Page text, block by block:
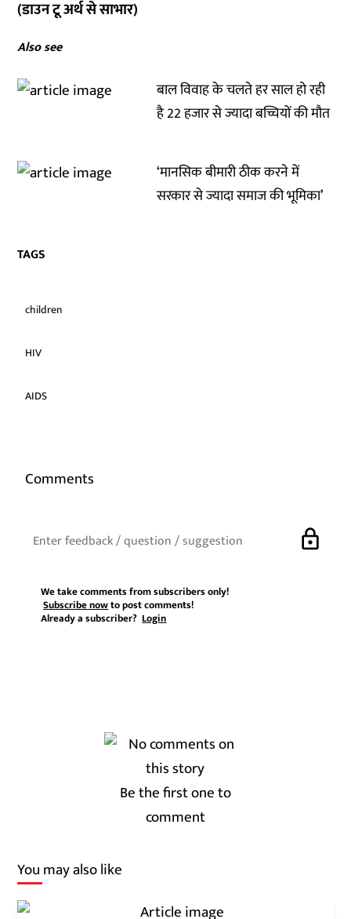
(डाउन टू अर्थ से साभार)
Also see
बाल विवाह के चलते हर साल हो रही
है 22 हजार से ज्यादा बच्चियों की मौत
‘मानसिक बीमारी ठीक करने में
सरकार से ज्यादा समाज की भूमिका’
TAGS
children
HIV
AIDS
Comments
lock
We take comments from subscribers only!
Subscribe nowto post comments!
Already a subscriber?Login
Be the first one to
comment
You may also like